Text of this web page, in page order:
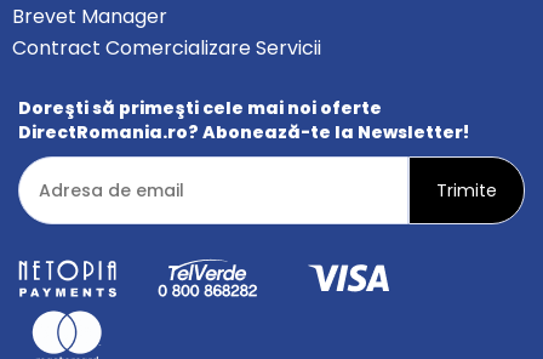
Brevet Manager
Contract Comercializare Servicii
Doreşti să primeşti cele mai noi oferte
DirectRomania.ro? Abonează-te la Newsletter!